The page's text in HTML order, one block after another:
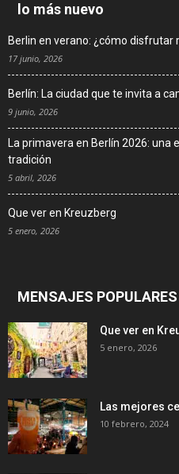
lo más nuevo
Berlin en verano: ¿cómo disfrutar
17 junio, 2026
Berlín: La ciudad que te invita a
9 junio, 2026
La primavera en Berlín 2026: una
tradición
5 abril, 2026
Que ver en Kreuzberg
5 enero, 2026
MENSAJES POPULARES
Que ver en
5 enero, 2026
Las mejores
10 febrero, 2024